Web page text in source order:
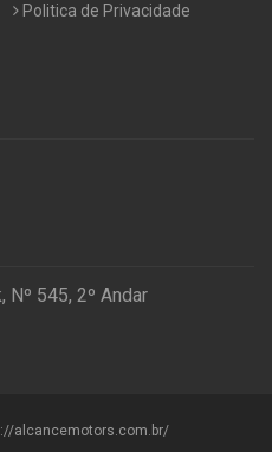
Politica de Privacidade
545, 2º Andar
alcancemotors.com.br/